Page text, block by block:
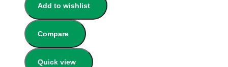
Add to wishlist
Compare
Quick view